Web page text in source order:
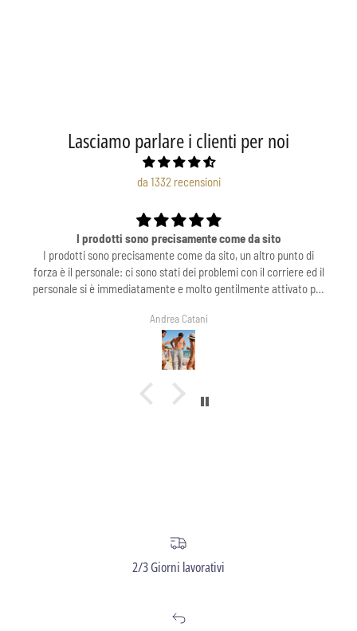
Lasciamo parlare i clienti per noi
da 1332 recensioni
ed il
per
Bellissimo
Bellissimo ❤️❤️
Sonia Moro
2/3 Giorni lavorativi